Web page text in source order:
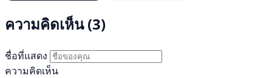
ความคิดเห็น (3)
ชื่อที่แสดง
ความคิดเห็น